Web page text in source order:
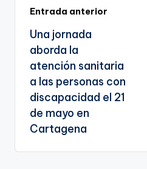
Navegación
de
entradas
Entrada anterior
Una jornada
aborda la
atención sanitaria
a las personas con
discapacidad el 21
de mayo en
Cartagena